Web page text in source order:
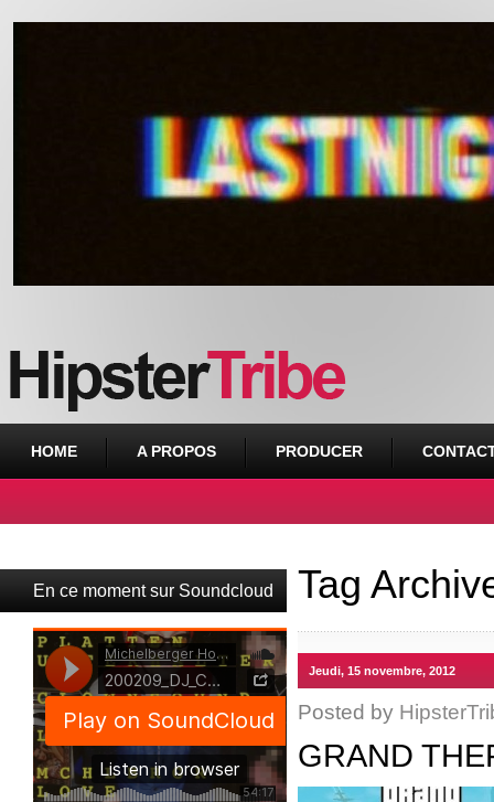
HOME A PROPOS PRODUCER
En ce moment sur Soundcloud Tag
Jeudi, 15 novembre, 2012
Posted by
GRAND